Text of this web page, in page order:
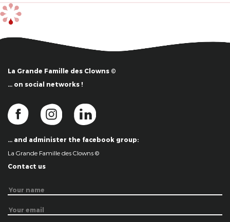
La Grande Famille des Clowns ©
… on social networks !
… and administer the facebook group:
La Grande Famille des Clowns ©
Contact us